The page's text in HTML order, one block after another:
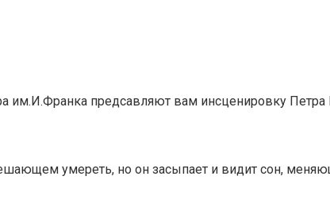
им.И.Франка предсавляют вам инсценировку Петра
умереть, но он засыпает и видит сон,